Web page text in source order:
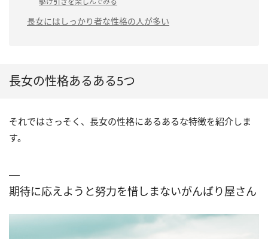
長女にはしっかり者な性格の人が多い
長女の性格あるある5つ
それではさっそく、長女の性格にあるあるな特徴を紹介しま
す。
期待に応えようと努力を惜しまないがんばり屋さん